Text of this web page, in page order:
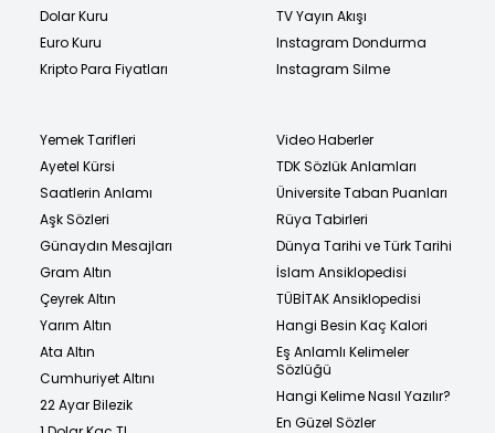
Dolar Kuru
Euro Kuru
Kripto Para Fiyatları
TV Yayın Akışı
Instagram Dondurma
Instagram Silme
Yemek Tarifleri
Ayetel Kürsi
Saatlerin Anlamı
Aşk Sözleri
Günaydın Mesajları
Gram Altın
Çeyrek Altın
Yarım Altın
Ata Altın
Cumhuriyet Altını
22 Ayar Bilezik
Video Haberler
TDK Sözlük Anlamları
Üniversite Taban Puanları
Rüya Tabirleri
Dünya Tarihi ve Türk Tarihi
İslam Ansiklopedisi
TÜBİTAK Ansiklopedisi
Hangi Besin Kaç Kalori
Eş Anlamlı Kelimeler
Sözlüğü
Hangi Kelime Nasıl Yazılır?
En Güzel Sözler